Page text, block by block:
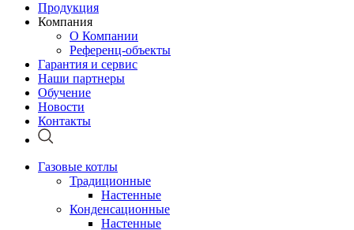
Продукция
Компания
О Компании
Референц-объекты
Гарантия и сервис
Наши партнеры
Обучение
Новости
Контакты
Газовые котлы
Традиционные
Настенные
Конденсационные
Настенные